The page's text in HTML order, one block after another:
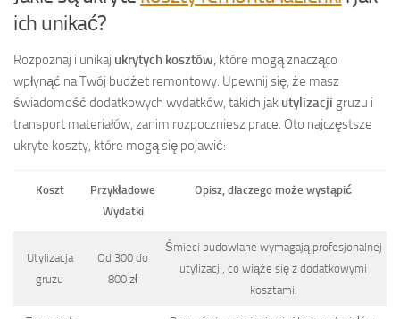
ich unikać?
Rozpoznaj i unikaj ukrytych kosztów, które mogą znacząco
wpłynąć na Twój budżet remontowy. Upewnij się, że masz
świadomość dodatkowych wydatków, takich jak utylizacji gruzu i
transport materiałów, zanim rozpoczniesz prace. Oto najczęstsze
ukryte koszty, które mogą się pojawić:
Koszt
Przykładowe
Wydatki
Opisz, dlaczego może wystąpić
Utylizacja
gruzu
Od 300 do
800 zł
Śmieci budowlane wymagają profesjonalnej
utylizacji, co wiąże się z dodatkowymi
kosztami.